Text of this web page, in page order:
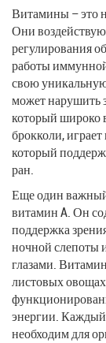
Витамины – это
Они
регулирования
работы
свою
может нарушить
который широко
брокколи,
который
ран.
Еще один
витамин A. Он
поддержка
ночной слепоты
глазами.
листовых
энергии. Каждый
необходим для